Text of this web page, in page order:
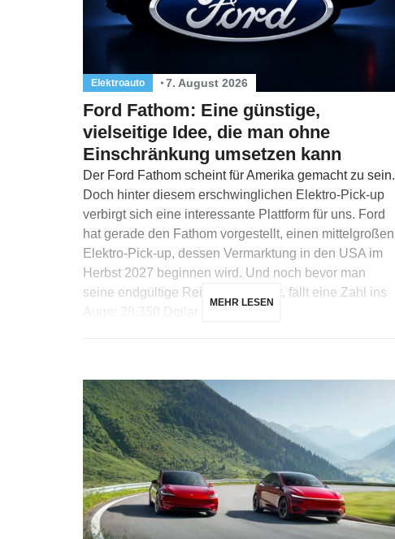
Elektroauto 7. August 2026
Ford Fathom: Eine günstige,
vielseitige Idee, die man ohne
Einschränkung umsetzen kann
Der Ford Fathom scheint für Amerika gemacht zu sein.
Doch hinter diesem erschwinglichen Elektro-Pick-up
verbirgt sich eine interessante Plattform für uns. Ford
hat gerade den Fathom vorgestellt, einen mittelgroßen
Elektro-Pick-up, dessen Vermarktung in den USA im
Herbst 2027 beginnen wird. Und noch bevor man
seine endgültige Reichweite kennt, fällt eine Zahl ins
MEHR LESEN